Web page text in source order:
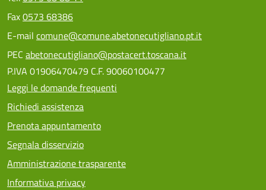
Fax0573 68386
E-mail comune@comune.abetonecutigliano.pt.it
PEC abetonecutigliano@postacert.toscana.it
P.IVA 01906470479 C.F. 90060100477
Leggi le domande frequenti
Richiedi assistenza
Prenota appuntamento
Segnala disservizio
Amministrazione trasparente
Informativa privacy